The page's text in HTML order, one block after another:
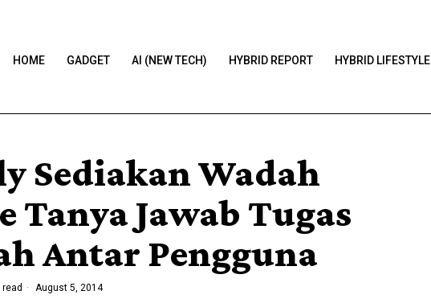
HOME GADGET AI (NEW TECH) HYBRID REPORT HYBRID LIFESTYLE
Sediakan Wadah
Tanya Jawab Tugas
Antar Pengguna
August 5, 2014